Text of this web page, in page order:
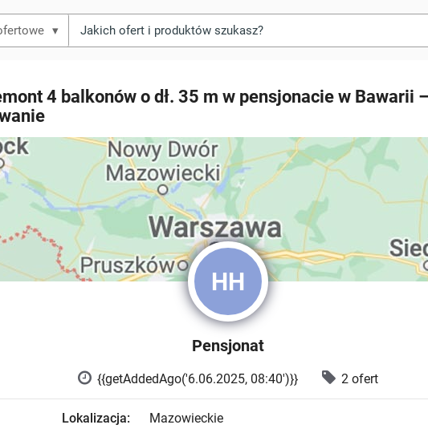
▾
4 balkonów o dł. 35 m w pensjonacie w Bawarii
HH
Pensjonat
{{getAddedAgo('6.06.2025, 08:40')}} 2 ofert
Lokalizacja: Mazowieckie